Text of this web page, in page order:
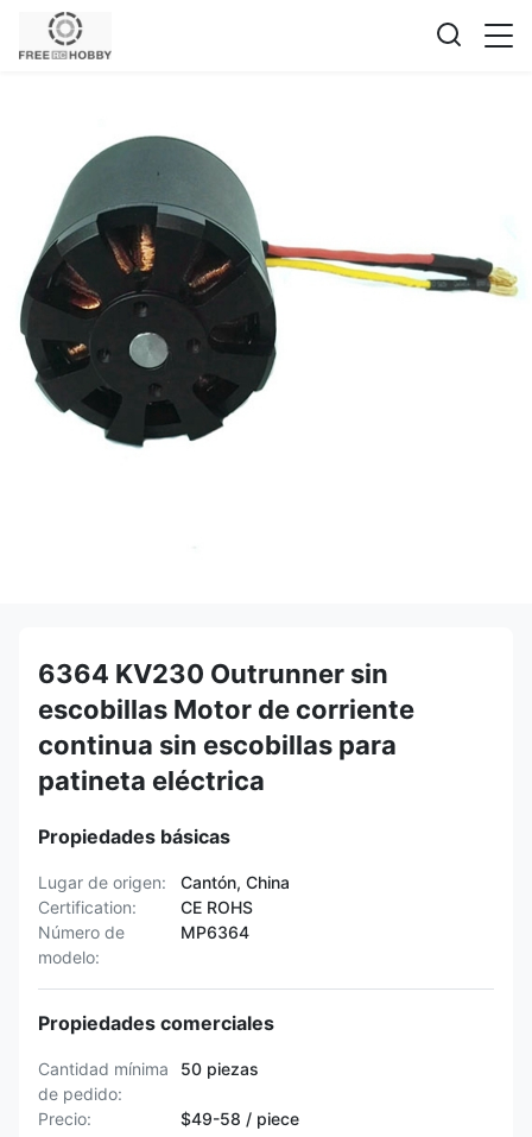
6364 KV230 Outrunner sin
escobillas Motor de corriente
continua sin escobillas para
patineta eléctrica
Propiedades básicas
Lugar de origen:
Cantón, China
Certification:
CE ROHS
Número de
modelo:
MP6364
Propiedades comerciales
Cantidad mínima
de pedido:
50 piezas
Precio: $49-58 / piece